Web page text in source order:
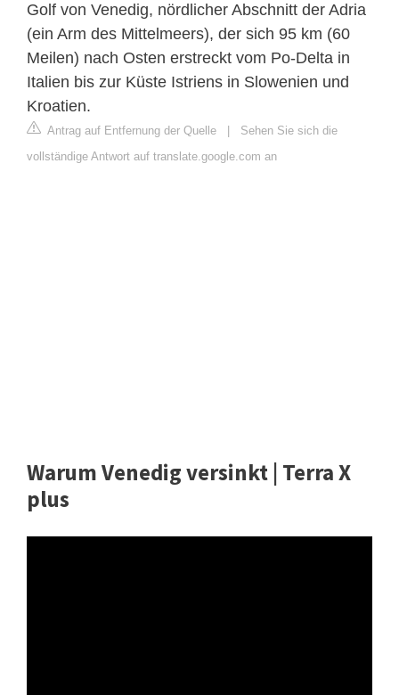
Golf von Venedig, nördlicher Abschnitt der Adria
(ein Arm des Mittelmeers), der sich 95 km (60
Meilen) nach Osten erstreckt vom Po-Delta in
Italien bis zur Küste Istriens in Slowenien und
Kroatien.
Antrag auf Entfernung der Quelle
Sehen Sie sich die
vollständige Antwort auf translate.google.com an
Warum Venedig versinkt | Terra X
plus